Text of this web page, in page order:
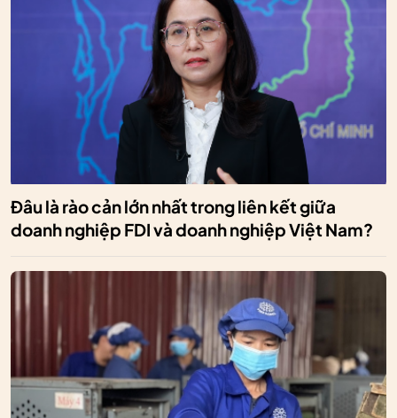
Đâu là rào cản lớn nhất trong liên kết giữa
doanh nghiệp FDI và doanh nghiệp Việt Nam?